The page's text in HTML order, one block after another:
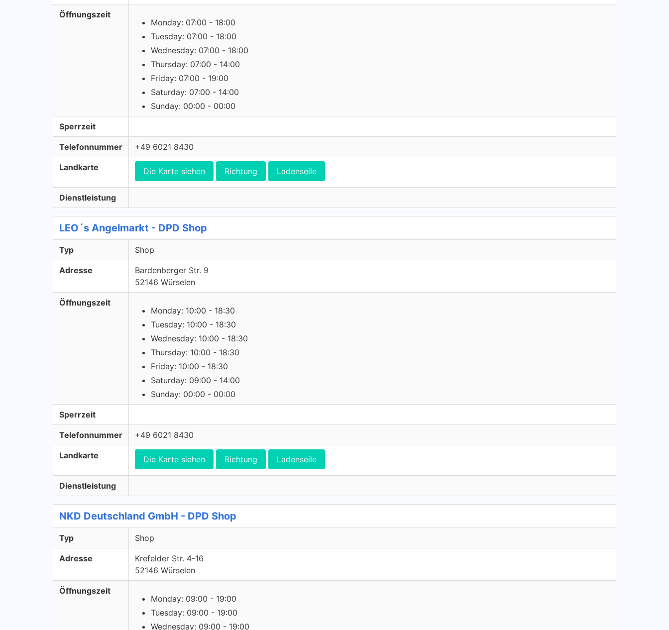
Öffnungszeit
Monday: 07:00 - 18:00
Tuesday: 07:00 - 18:00
Wednesday: 07:00 - 18:00
Thursday: 07:00 - 14:00
Friday: 07:00 - 19:00
Saturday: 07:00 - 14:00
Sunday: 00:00 - 00:00
Sperrzeit
Telefonnummer +49 6021 8430
Landkarte Die Karte siehen Richtung Ladenseile
Dienstleistung
LEO´s Angelmarkt - DPD Shop
Typ Shop
Adresse
Bardenberger Str. 9
52146 Würselen
Öffnungszeit
Monday: 10:00 - 18:30
Tuesday: 10:00 - 18:30
Wednesday: 10:00 - 18:30
Thursday: 10:00 - 18:30
Friday: 10:00 - 18:30
Saturday: 09:00 - 14:00
Sunday: 00:00 - 00:00
Sperrzeit
Telefonnummer +49 6021 8430
Landkarte Die Karte siehen Richtung Ladenseile
Dienstleistung
NKD Deutschland GmbH - DPD Shop
Typ Shop
Adresse
Krefelder Str. 4-16
52146 Würselen
Öffnungszeit
Monday: 09:00 - 19:00
Tuesday: 09:00 - 19:00
Wednesday: 09:00 - 19:00